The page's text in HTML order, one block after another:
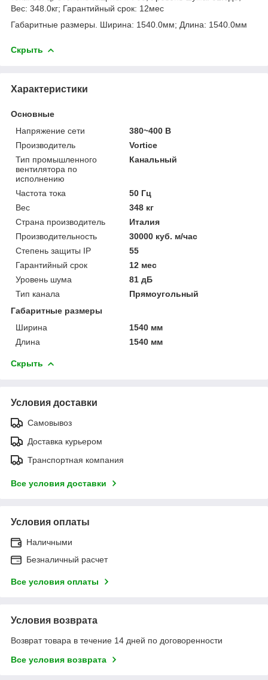
Вес: 348.0кг; Гарантийный срок: 12мес
Габаритные размеры. Ширина: 1540.0мм; Длина: 1540.0мм
Скрыть
Характеристики
Основные
Напряжение сети
380~400 В
Производитель
Vortice
Тип промышленного
вентилятора по
исполнению
Канальный
Частота тока
50 Гц
Вес
348 кг
Страна производитель
Италия
Производительность
30000 куб. м/час
Степень защиты IP
55
Гарантийный срок
12 мес
Уровень шума
81 дБ
Тип канала
Прямоугольный
Габаритные размеры
Ширина
1540 мм
Длина
1540 мм
Скрыть
Условия доставки
Самовывоз
Доставка курьером
Транспортная компания
Все условия доставки
Условия оплаты
Наличными
Безналичный расчет
Все условия оплаты
Условия возврата
Возврат товара в течение 14 дней по договоренности
Все условия возврата